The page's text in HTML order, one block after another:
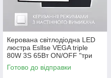
Керована світлодіодна LED
люстра Esllse VEGA triple
80W 3S 65Вт ON/OFF "три
квадрати" чорна
470х470х62мм BLACK/WHITE
Готово до відправки